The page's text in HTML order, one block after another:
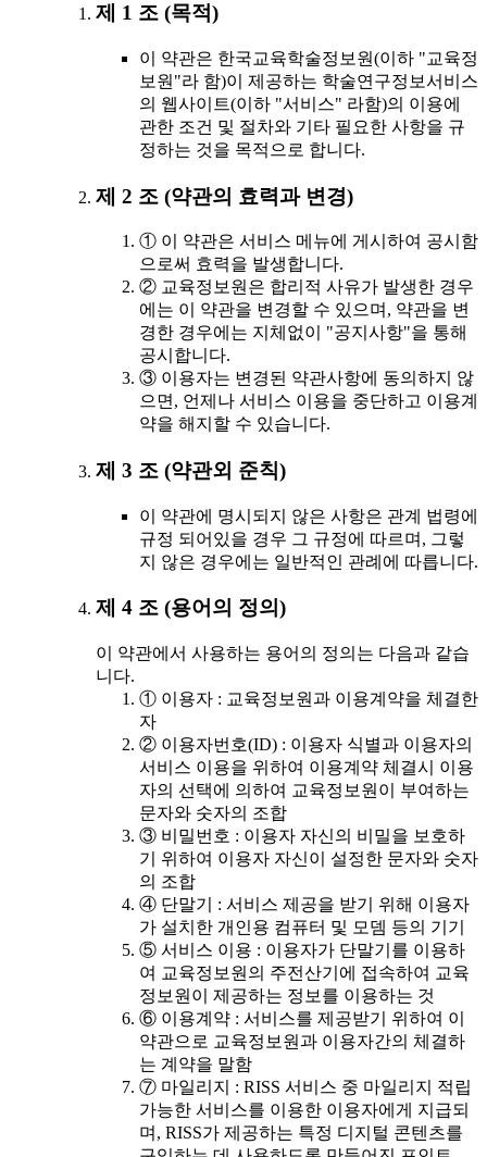
제 1 조 (목적)
이 약관은 한국교육학술정보원(이하 "교육정
보원"라 함)이 제공하는 학술연구정보서비스
의 웹사이트(이하 "서비스" 라함)의 이용에
관한 조건 및 절차와 기타 필요한 사항을 규
정하는 것을 목적으로 합니다.
제 2 조 (약관의 효력과 변경)
① 이 약관은 서비스 메뉴에 게시하여 공시함
으로써 효력을 발생합니다.
② 교육정보원은 합리적 사유가 발생한 경우
에는 이 약관을 변경할 수 있으며, 약관을 변
경한 경우에는 지체없이 "공지사항"을 통해
공시합니다.
③ 이용자는 변경된 약관사항에 동의하지 않
으면, 언제나 서비스 이용을 중단하고 이용계
약을 해지할 수 있습니다.
제 3 조 (약관외 준칙)
이 약관에 명시되지 않은 사항은 관계 법령에
규정 되어있을 경우 그 규정에 따르며, 그렇
지 않은 경우에는 일반적인 관례에 따릅니다.
제 4 조 (용어의 정의)
이 약관에서 사용하는 용어의 정의는 다음과 같습
니다.
① 이용자 : 교육정보원과 이용계약을 체결한
자
② 이용자번호(ID) : 이용자 식별과 이용자의
서비스 이용을 위하여 이용계약 체결시 이용
자의 선택에 의하여 교육정보원이 부여하는
문자와 숫자의 조합
③ 비밀번호 : 이용자 자신의 비밀을 보호하
기 위하여 이용자 자신이 설정한 문자와 숫자
의 조합
④ 단말기 : 서비스 제공을 받기 위해 이용자
가 설치한 개인용 컴퓨터 및 모뎀 등의 기기
⑤ 서비스 이용 : 이용자가 단말기를 이용하
여 교육정보원의 주전산기에 접속하여 교육
정보원이 제공하는 정보를 이용하는 것
⑥ 이용계약 : 서비스를 제공받기 위하여 이
약관으로 교육정보원과 이용자간의 체결하
는 계약을 말함
⑦ 마일리지 : RISS 서비스 중 마일리지 적립
가능한 서비스를 이용한 이용자에게 지급되
며, RISS가 제공하는 특정 디지털 콘텐츠를